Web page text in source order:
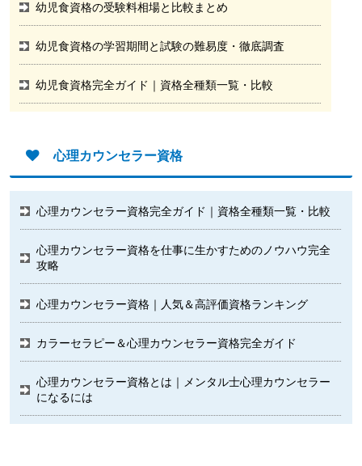
幼児食資格の受験料相場と比較まとめ
幼児食資格の学習期間と試験の難易度・徹底調査
幼児食資格完全ガイド｜資格全種類一覧・比較
心理カウンセラー資格
心理カウンセラー資格完全ガイド｜資格全種類一覧・比較
心理カウンセラー資格を仕事に生かすためのノウハウ完全
攻略
心理カウンセラー資格｜人気＆高評価資格ランキング
カラーセラピー＆心理カウンセラー資格完全ガイド
心理カウンセラー資格とは｜メンタル士心理カウンセラー
になるには